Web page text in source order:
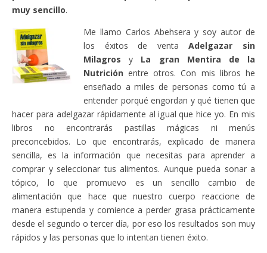
muy sencillo.
Me llamo Carlos Abehsera y soy autor de
los éxitos de ventaAdelgazar sin
Milagros y La gran Mentira de la
Nutrición entre otros. Con mis libros he
enseñado a miles de personas como tú a
entender porqué engordan y qué tienen que
hacer para adelgazar rápidamente al igual que hice yo. En mis
libros no encontrarás pastillas mágicas ni menús
preconcebidos. Lo que encontrarás, explicado de manera
sencilla, es la información que necesitas para aprender a
comprar y seleccionar tus alimentos. Aunque pueda sonar a
tópico, lo que promuevo es un sencillo cambio de
alimentación que hace que nuestro cuerpo reaccione de
manera estupenda y comience a perder grasa prácticamente
desde el segundo o tercer día, por eso los resultados son muy
rápidos y las personas que lo intentan tienen éxito.